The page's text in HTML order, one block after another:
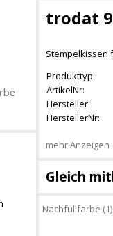
trodat
Stempelkissen
Produkttyp:
ArtikelNr:
Hersteller:
HerstellerNr:
mehr Anzeigen
Gleich
Nachfüllfarbe (1)